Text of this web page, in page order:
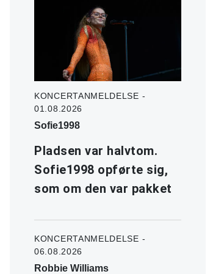
KONCERTANMELDELSE -
01.08.2026
Sofie1998
Pladsen var halvtom.
Sofie1998 opførte sig,
som om den var pakket
KONCERTANMELDELSE -
06.08.2026
Robbie Williams